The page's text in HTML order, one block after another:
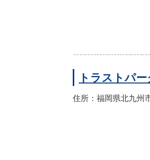
トラストパ
住所：福岡県北九州